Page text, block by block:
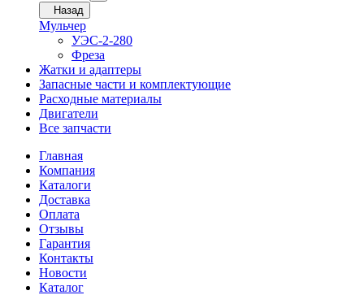
Назад
Мульчер
УЭС-2-280
Фреза
Жатки и адаптеры
Запасные части и комплектующие
Расходные материалы
Двигатели
Все запчасти
Главная
Компания
Каталоги
Доставка
Оплата
Отзывы
Гарантия
Контакты
Новости
Каталог